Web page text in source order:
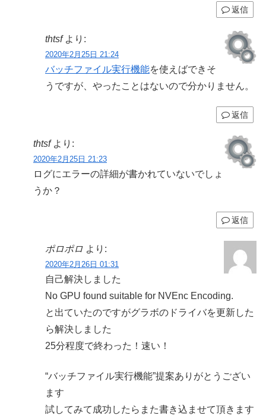
返信
thtsf より:
2020年2月25日 21:24
バッチファイル実行機能を使えばできそ
うですが、やったことはないので分かりません。
返信
thtsf より:
2020年2月25日 21:23
ログにエラーの詳細が書かれていないでしょ
うか？
返信
ポロポロ より:
2020年2月26日 01:31
自己解決しました
No GPU found suitable for NVEnc Encoding.
と出ていたのですがグラボのドライバを更新した
ら解決しました
25分程度で終わった！速い！
“バッチファイル実行機能”提案ありがとうござい
ます
試してみて成功したらまた書き込ませて頂きます